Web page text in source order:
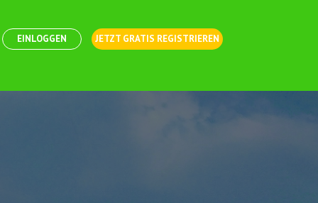
EINLOGGEN JETZT GRATIS REGISTRIEREN